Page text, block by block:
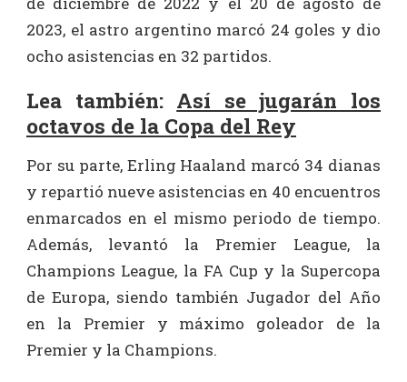
2023, el astro argentino marcó 24 goles y dio
ocho asistencias en 32 partidos.
Lea también: Así se jugarán los
octavos de la Copa del Rey
Por su parte, Erling Haaland marcó 34 dianas
y repartió nueve asistencias en 40 encuentros
enmarcados en el mismo periodo de tiempo.
Además, levantó la Premier League, la
Champions League, la FA Cup y la Supercopa
de Europa, siendo también Jugador del Año
en la Premier y máximo goleador de la
Premier y la Champions.